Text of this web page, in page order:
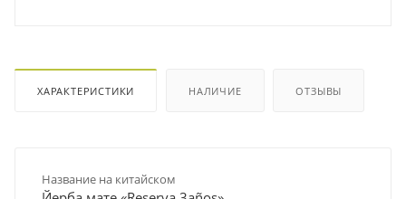
ХАРАКТЕРИСТИКИ НАЛИЧИЕ ОТЗЫВЫ
Название на китайском